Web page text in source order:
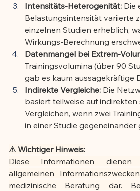
Intensitäts-Heterogenität: Die
Belastungsintensität variierte
einzelnen Studien erheblich,
Wirkungs-Berechnung
Datenmangel bei Extrem-
Trainingsvolumina (über 90
gab es kaum aussagekräftige
Indirekte Vergleiche: Die
basiert teilweise auf indirekten
Vergleichen, wenn zwei
in einer Studie gegeneinander
⚠ Wichtiger Hinweis:
Diese Informationen dienen
allgemeinen
medizinische Beratung dar.